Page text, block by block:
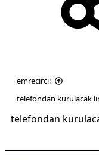
emrecirci:
telefondan kurulacak
telefondan